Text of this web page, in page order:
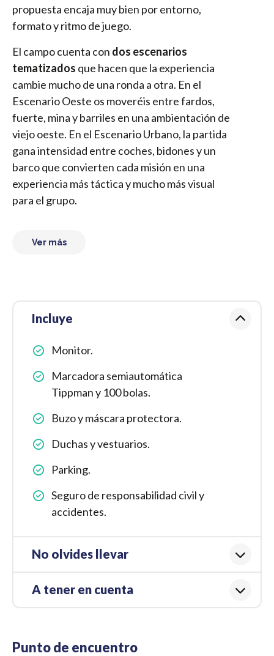
propuesta encaja muy bien por entorno,
formato y ritmo de juego.
El campo cuenta con dos escenarios
tematizados que hacen que la experiencia
cambie mucho de una ronda a otra. En el
Escenario Oeste os moveréis entre fardos,
fuerte, mina y barriles en una ambientación de
viejo oeste. En el Escenario Urbano, la partida
gana intensidad entre coches, bidones y un
barco que convierten cada misión en una
experiencia más táctica y mucho más visual
para el grupo.
Ver más
Incluye
Monitor.
Marcadora semiautomática
Tippman y 100 bolas.
Buzo y máscara protectora.
Duchas y vestuarios.
Parking.
Seguro de responsabilidad civil y
accidentes.
No olvides llevar
A tener en cuenta
Punto de encuentro